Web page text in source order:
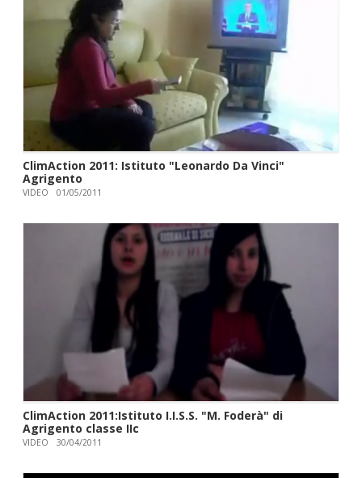
ClimAction 2011: Istituto "Leonardo Da Vinci"
Agrigento
VIDEO 01/05/2011
ClimAction 2011:Istituto I.I.S.S. "M. Foderà" di
Agrigento classe IIc
VIDEO 30/04/2011